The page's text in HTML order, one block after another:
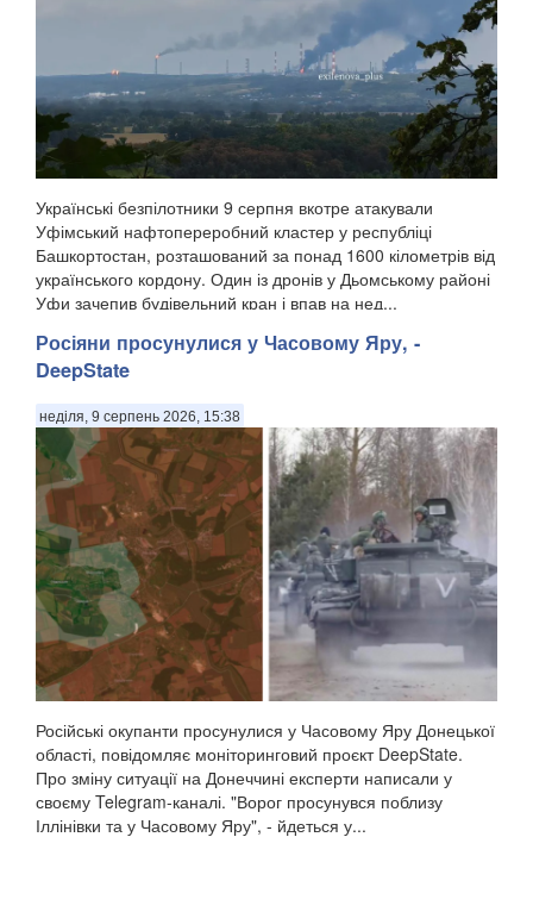
Українські безпілотники 9 серпня вкотре атакували
Уфімський нафтопереробний кластер у республіці
Башкортостан, розташований за понад 1600 кілометрів від
українського кордону. Один із дронів у Дьомському районі
Уфи зачепив будівельний кран і впав на нед...
Росіяни просунулися у Часовому Яру, -
DeepState
неділя, 9 серпень 2026, 15:38
Російські окупанти просунулися у Часовому Яру Донецької
області, повідомляє моніторинговий проєкт DeepState.
Про зміну ситуації на Донеччині експерти написали у
своєму Telegram-каналі. "Ворог просунувся поблизу
Іллінівки та у Часовому Яру", - йдеться у...